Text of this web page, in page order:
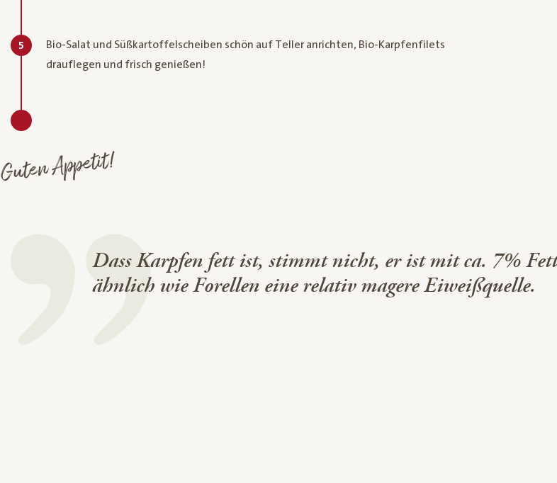
5
Bio-Salat und Süßkartoffelscheiben schön auf Teller anrichten, Bio-Karpfenfilets
drauflegen und frisch genießen!
Guten Appetit!
Dass Karpfen fett ist, stimmt nicht, er ist mit ca. 7% Fett
ähnlich wie Forellen eine relativ magere Eiweißquelle.